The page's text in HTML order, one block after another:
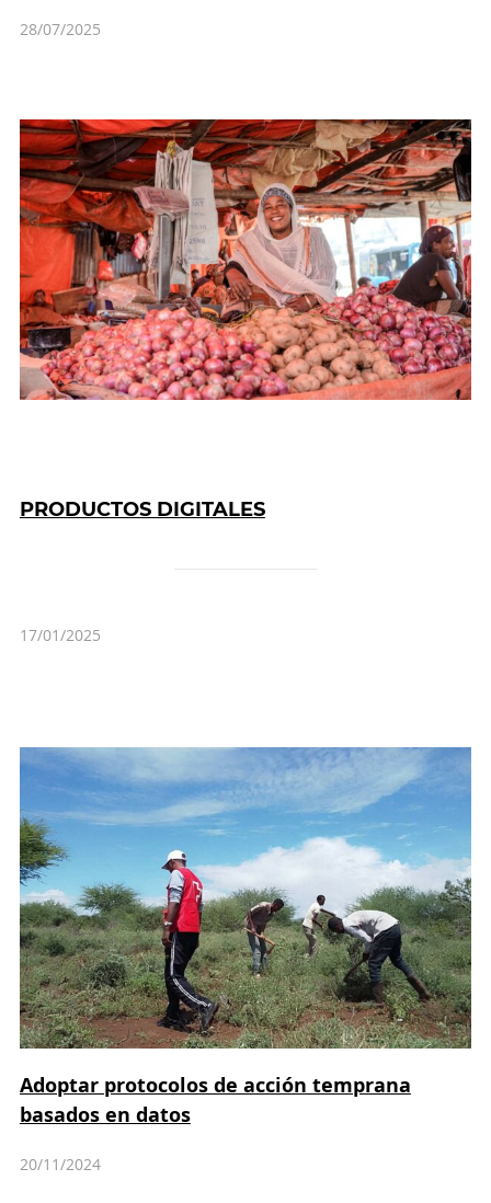
28/07/2025
PRODUCTOS DIGITALES
17/01/2025
Adoptar protocolos de acción temprana
basados en datos
20/11/2024